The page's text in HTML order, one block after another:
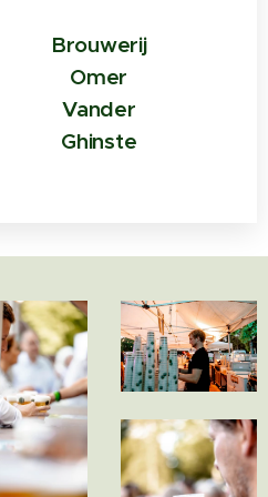
Brouwerij
Omer
Vander
Ghinste